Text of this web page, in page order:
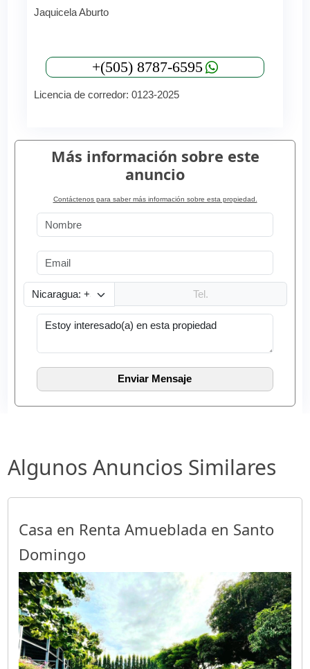
Jaquicela Aburto
+(505) 8787-6595
Licencia de corredor: 0123-2025
Más información sobre este
anuncio
Contáctenos para saber más información sobre esta propiedad.
Algunos Anuncios Similares
Casa en Renta Amueblada en Santo
Domingo